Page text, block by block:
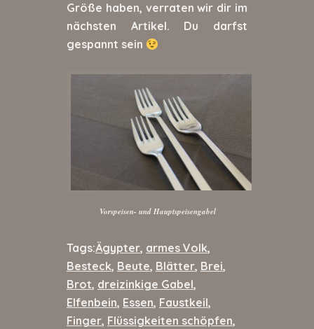
Größe haben, verraten wir dir im
nächsten Artikel. Du darfst
gespannt sein
Vorspeisen- und Hauptspeisengabel
Tags:Ägypter, armes Volk,
Besteck, Beute, Blätter, Brei,
Brot, dreizinkige Gabel,
Elfenbein, Essen, Faustkeil,
Finger, Flüssigkeiten schöpfen,